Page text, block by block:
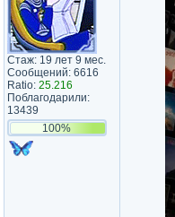
Стаж: 19 лет 9 мес.
Сообщений: 6616
Ratio: 25.216
Поблагодарили:
13439
100%